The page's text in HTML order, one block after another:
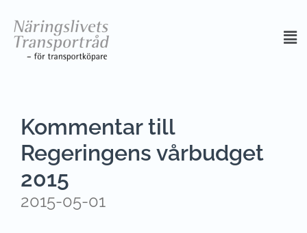
Kommentar till
Regeringens vårbudget
2015
2015-05-01